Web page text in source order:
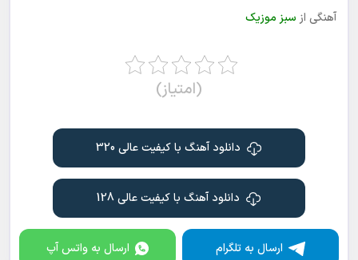
آهنگی از سبز موزیک
(امتیاز)
دانلود آهنگ با کیفیت عالی 320
دانلود آهنگ با کیفیت عالی 128
ارسال به تلگرام ارسال به واتس آپ